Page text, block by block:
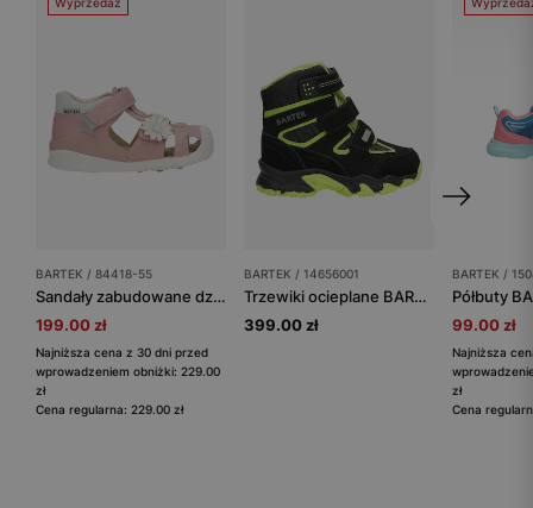
BARTEK / 84418-55
Sandały zabudowane dziewczęce z dwoiny foliowanej z aplikacją w kwiatki BARTEK 84418-55
199.00 zł
Najniższa cena z 30 dni przed
wprowadzeniem obniżki: 229.00
zł
Cena regularna: 229.00 zł
BARTEK / 14656001
Trzewiki ocieplane BARTEK 14656001, dla chłopców, czarno-zielony
399.00 zł
BARTEK /
99.00 zł
Najniższa
zł
Cena